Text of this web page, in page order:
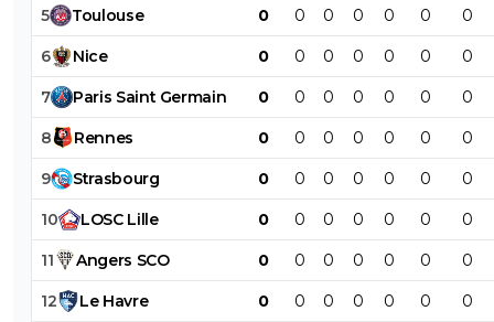
5 Toulouse 0 0 0 0 0 0 0
6 Nice 0 0 0 0 0 0 0
7 Paris Saint Germain 0 0 0 0 0 0 0
8 Rennes 0 0 0 0 0 0 0
9 Strasbourg 0 0 0 0 0 0 0
10 LOSC Lille 0 0 0 0 0 0 0
11 Angers SCO 0 0 0 0 0 0 0
12 Le Havre 0 0 0 0 0 0 0